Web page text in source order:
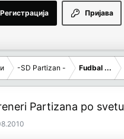
Пријава
Регистрација
-SD Partizan - Fudbal ...
Partizana po svetu